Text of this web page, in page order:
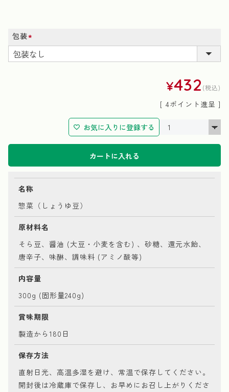
包装
(必
須)
¥432 税込
[ 4ポイント進呈 ]
お気に入りに登録する
カートに入れる
名称
惣菜（しょうゆ豆）
原材料名
そら豆、醤油 (大豆・小麦を含む) 、砂糖、還元水飴、
唐辛子、味醂、調味料 (アミノ酸等)
内容量
300g (固形量240g)
賞味期限
製造から180日
保存方法
直射日光、高温多湿を避け、常温で保存してください。
開封後は冷蔵庫で保存し、お早めにお召し上がりくださ